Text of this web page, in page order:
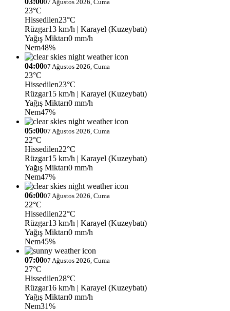
07 Ağustos 2026, Cuma
23°C
Hissedilen23°C
Rüzgar13 km/h | Karayel (Kuzeybatı)
Yağış Miktarı0 mm/h
Nem48%
04:0007 Ağustos 2026, Cuma
23°C
Hissedilen23°C
Rüzgar15 km/h | Karayel (Kuzeybatı)
Yağış Miktarı0 mm/h
Nem47%
05:0007 Ağustos 2026, Cuma
22°C
Hissedilen22°C
Rüzgar15 km/h | Karayel (Kuzeybatı)
Yağış Miktarı0 mm/h
Nem47%
06:0007 Ağustos 2026, Cuma
22°C
Hissedilen22°C
Rüzgar13 km/h | Karayel (Kuzeybatı)
Yağış Miktarı0 mm/h
Nem45%
07:0007 Ağustos 2026, Cuma
27°C
Hissedilen28°C
Rüzgar16 km/h | Karayel (Kuzeybatı)
Yağış Miktarı0 mm/h
Nem31%